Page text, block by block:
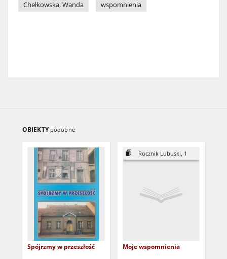
Chełkowska, Wanda
wspomnienia
OBIEKTY podobne
Spójrzmy w przeszłość
Rocznik Lubuski, 1
Moje wspomnienia